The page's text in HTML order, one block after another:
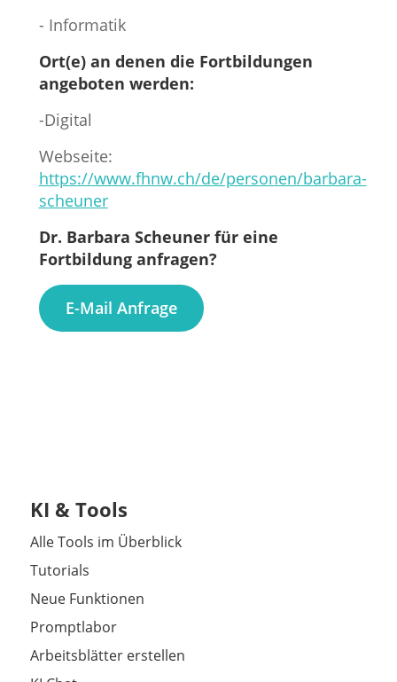
- Informatik
Ort(e) an denen die Fortbildungen
angeboten werden:
-Digital
Webseite:
https://www.fhnw.ch/de/personen/barbara-
scheuner
Dr. Barbara Scheuner für eine
Fortbildung anfragen?
E-Mail Anfrage
KI & Tools
Alle Tools im Überblick
Tutorials
Neue Funktionen
Promptlabor
Arbeitsblätter erstellen